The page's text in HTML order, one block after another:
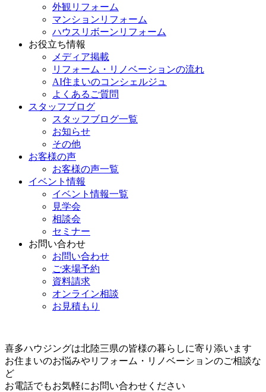
外観リフォーム
マンションリフォーム
ハウスリボーンリフォーム
お役立ち情報
メディア掲載
リフォーム・リノベーションの流れ
AI住まいのコンシェルジュ
よくあるご質問
スタッフブログ
スタッフブログ一覧
お知らせ
その他
お客様の声
お客様の声一覧
イベント情報
イベント情報一覧
見学会
相談会
セミナー
お問い合わせ
お問い合わせ
ご来場予約
資料請求
オンライン相談
お見積もり
喜多ハウジングは北陸三県の皆様の暮らしに寄り添います
お住まいのお悩みやリフォーム・リノベーションのご相談な
ど
お電話でもお気軽にお問い合わせください